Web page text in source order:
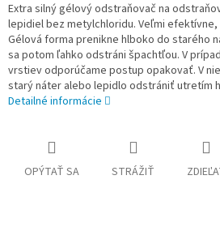
Extra silný gélový odstraňovač na
lepidiel bez metylchloridu. Veľmi
Gélová forma prenikne hlboko do starého
sa potom ľahko odstráni špachtľou. V
vrstiev odporúčame postup opakovať. V
starý náter alebo lepidlo odstrániť utretím
Detailné informácie
OPÝTAŤ SA STRÁŽIŤ